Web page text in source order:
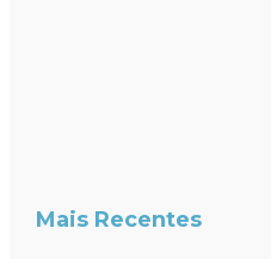
Mais Recentes